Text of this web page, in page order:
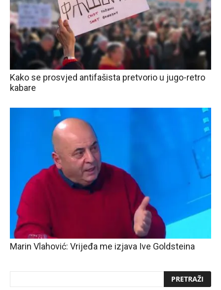
Kako se prosvjed antifašista pretvorio u jugo-retro
kabare
Marin Vlahović: Vrijeđa me izjava Ive Goldsteina